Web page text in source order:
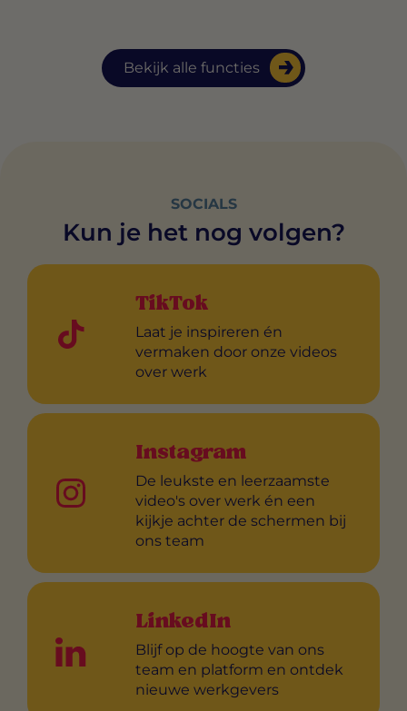
Bekijk alle functies
SOCIALS
Kun je het nog volgen?
TikTok
Laat je inspireren én
vermaken door onze videos
over werk
Instagram
De leukste en leerzaamste
video's over werk én een
kijkje achter de schermen bij
ons team
LinkedIn
Blijf op de hoogte van ons
team en platform en ontdek
nieuwe werkgevers